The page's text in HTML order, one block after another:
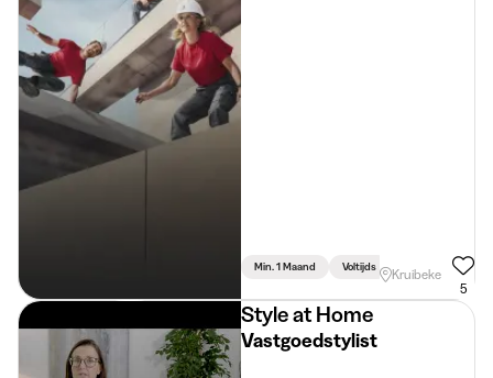
Min. 1 Maand Voltijds
Kruibeke
5
Style at Home
Vastgoedstylist